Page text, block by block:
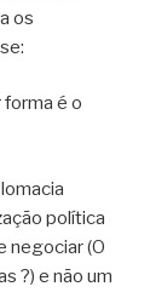
os
forma é o
política
negociar (O
?) e não um